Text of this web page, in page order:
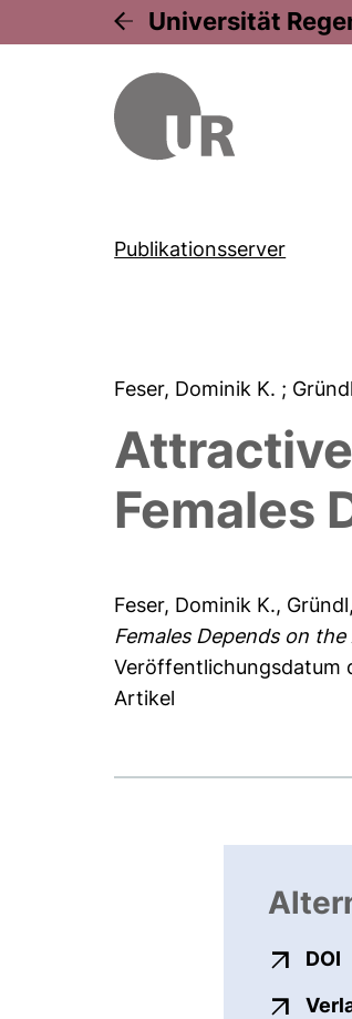
Universität
Publikationsserver
Feser, Dominik K. ;
Females
Feser, Dominik K.,
Females Depends on
Veröffentlichungsdatum
Artikel
DOI